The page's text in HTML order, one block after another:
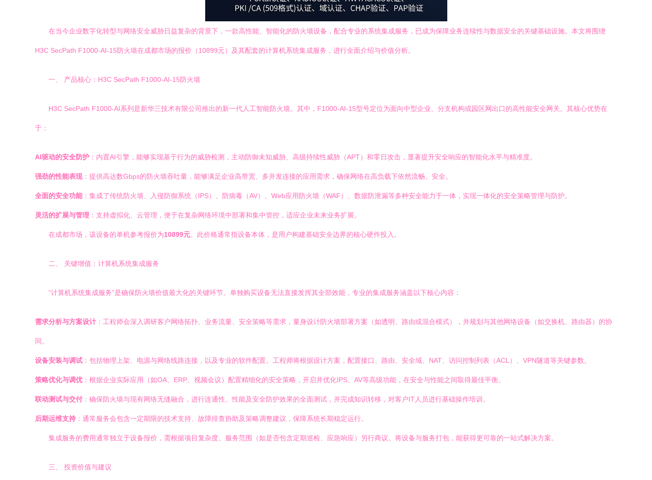
在当今企业数字化转型与网络安全威胁日益复杂的背景下，一款高性能、智能化的防火墙设备，配合专业的系统集成服务，已成为保障业务连续性与数据安全的关键基础设施。本文将围绕
H3C SecPath F1000-AI-15防火墙在成都市场的报价（10899元）及其配套的计算机系统集成服务，进行全面介绍与价值分析。
一、 产品核心：H3C SecPath F1000-AI-15防火墙
H3C SecPath F1000-AI系列是新华三技术有限公司推出的新一代人工智能防火墙。其中，F1000-AI-15型号定位为面向中型企业、分支机构或园区网出口的高性能安全网关。其核心优势在
于：
AI驱动的安全防护 ：内置AI引擎，能够实现基于行为的威胁检测，主动防御未知威胁、高级持续性威胁（APT）和零日攻击，显著提升安全响应的智能化水平与精准度。
强劲的性能表现：提供高达数Gbps的防火墙吞吐量，能够满足企业高带宽、多并发连接的应用需求，确保网络在高负载下依然流畅、安全。
全面的安全功能：集成了传统防火墙、入侵防御系统（IPS）、防病毒（AV）、Web应用防火墙（WAF）、数据防泄漏等多种安全能力于一体，实现一体化的安全策略管理与防护。
灵活的扩展与管理 ：支持虚拟化、云管理，便于在复杂网络环境中部署和集中管控，适应企业未来业务扩展。
在成都市场，该设备的单机参考报价为10899元。此价格通常指设备本体，是用户构建基础安全边界的核心硬件投入。
二、 关键增值：计算机系统集成服务
“计算机系统集成服务”是确保防火墙价值最大化的关键环节。单独购买设备无法直接发挥其全部效能，专业的集成服务涵盖以下核心内容：
需求分析与方案设计 ：工程师会深入调研客户网络拓扑、业务流量、安全策略等需求，量身设计防火墙部署方案（如透明、路由或混合模式），并规划与其他网络设备（如交换机、路由器）的协
同。
设备安装与调试 ：包括物理上架、电源与网络线路连接，以及专业的软件配置。工程师将根据设计方案，配置接口、路由、安全域、NAT、访问控制列表（ACL）、VPN隧道等关键参数。
策略优化与调优 ：根据企业实际应用（如OA、ERP、视频会议）配置精细化的安全策略，开启并优化IPS、AV等高级功能，在安全与性能之间取得最佳平衡。
联动测试与交付 ：确保防火墙与现有网络无缝融合，进行连通性、性能及安全防护效果的全面测试，并完成知识转移，对客户IT人员进行基础操作培训。
后期运维支持 ：通常服务会包含一定期限的技术支持、故障排查协助及策略调整建议，保障系统长期稳定运行。
集成服务的费用通常独立于设备报价，需根据项目复杂度、服务范围（如是否包含定期巡检、应急响应）另行商议。将设备与服务打包，能获得更可靠的一站式解决方案。
三、 投资价值与建议